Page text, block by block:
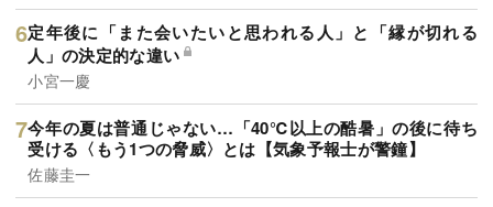
定年後に「また会いたいと思われる人」と「縁が切れる
人」の決定的な違い
小宮一慶
今年の夏は普通じゃない…「40℃以上の酷暑」の後に待ち
受ける〈もう1つの脅威〉とは【気象予報士が警鐘】
佐藤圭一